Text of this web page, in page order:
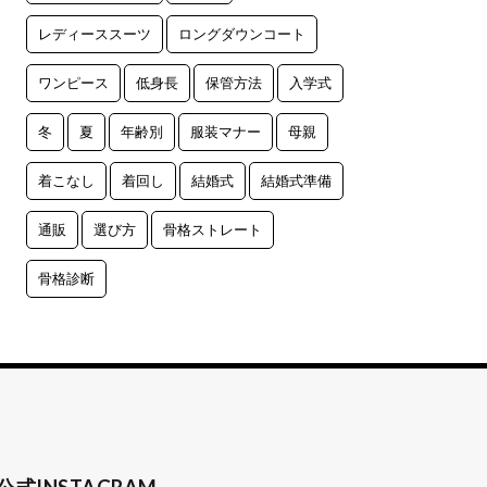
レディーススーツ ロングダウンコート
ワンピース 低身長 保管方法 入学式
冬 夏 年齢別 服装マナー 母親
着こなし 着回し 結婚式 結婚式準備
通販 選び方 骨格ストレート
骨格診断